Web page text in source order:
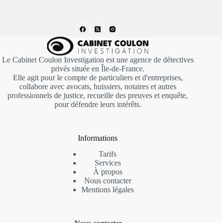
Le Cabinet Coulon Investigation est une agence de détectives
privés située en Île-de-France.
Elle agit pour le compte de particuliers et d'entreprises,
collabore avec avocats, huissiers, notaires et autres
professionnels de justice, recueille des preuves et enquête,
pour défendre leurs intérêts.
Informations
Tarifs
Services
À propos
Nous contacter
Mentionslégales